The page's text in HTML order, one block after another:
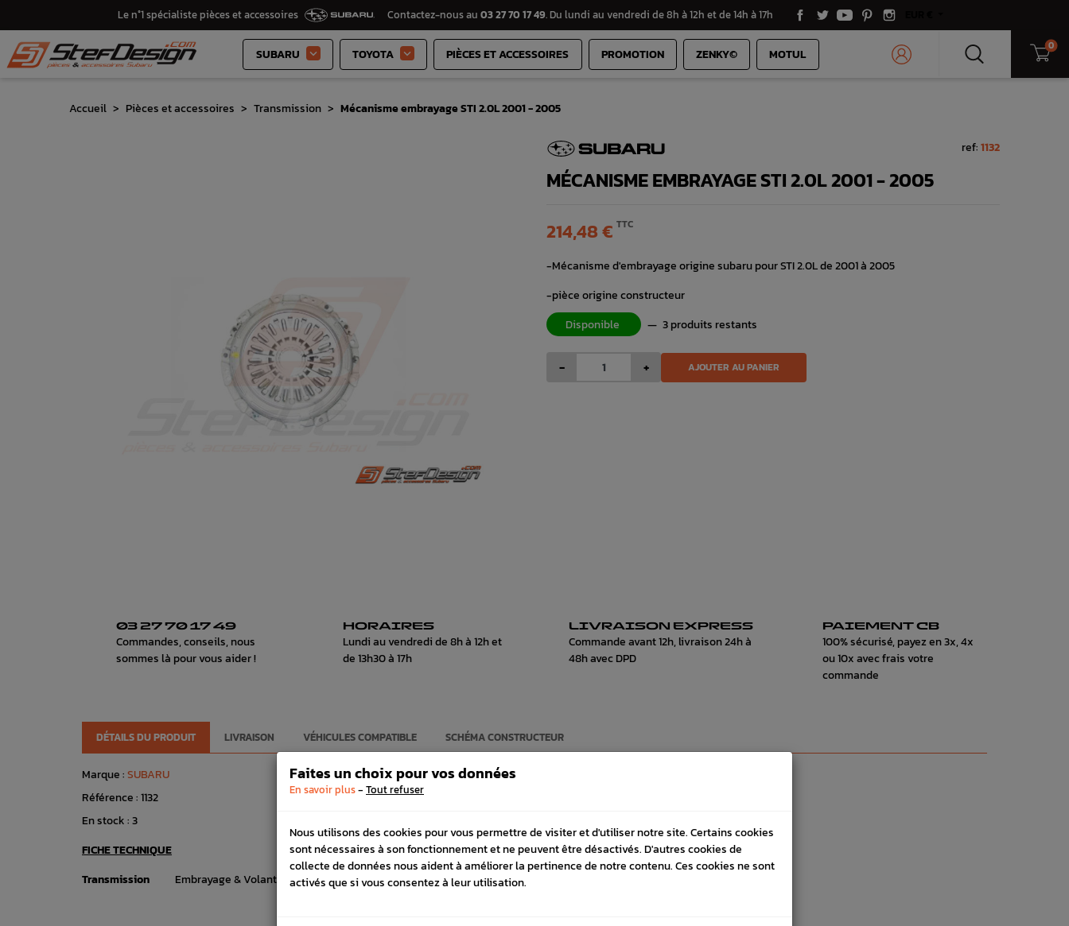
Le n°1 spécialiste pièces et accessoires Contactez-nous au 03 27 70 17 49. Du lundi au vendredi de 8h à 12h et de 14h à 17h
SUBARU  TOYOTA  PIÈCES ET ACCESSOIRES PROMOTION ZENKY© MOTUL 0
Accueil Pièces et accessoires Transmission Mécanisme embrayage STI 2.0L 2001 - 2005
ref:1132
MÉCANISME EMBRAYAGE STI 2.0L 2001 - 2005
214,48 € TTC
-Mécanisme d'embrayage origine subaru pour STI 2.0L de 2001 à 2005
-pièce origine constructeur
Disponible
— 3 produits restants
- + AJOUTER AU PANIER
03 27 70 17 49
Commandes, conseils, nous
sommes là pour vous aider !
HORAIRES
Lundi au vendredi de 8h à 12h et
de 13h30 à 17h
LIVRAISON EXPRESS
Commande avant 12h, livraison 24h à
48h avec DPD
PAIEMENT CB
100% sécurisé, payez en 3x, 4x
ou 10x avec frais votre
commande
DÉTAILS DU PRODUIT LIVRAISON VÉHICULES COMPATIBLE SCHÉMA CONSTRUCTEUR
Marque :SUBARU
Référence :1132
En stock :3
FICHE TECHNIQUE
Transmission
Embrayage & Volant moteur
Faites un choix pour vos données
En savoir plus- Tout refuser
Nous utilisons des cookies pour vous permettre de visiter et d'utiliser notre site. Certains cookies
sont nécessaires à son fonctionnement et ne peuvent être désactivés. D'autres cookies de
collecte de données nous aident à améliorer la pertinence de notre contenu. Ces cookies ne sont
activés que si vous consentez à leur utilisation.